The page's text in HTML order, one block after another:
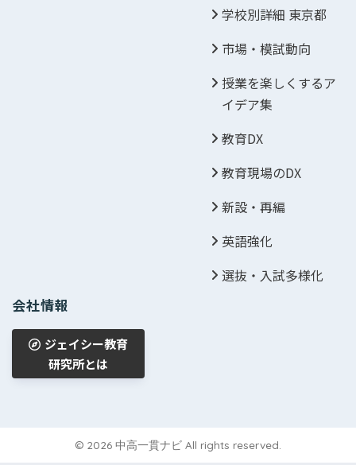
学校別詳細 東京都
市場・模試動向
授業を楽しくするア
イデア集
教育DX
教育現場のDX
新設・再編
英語強化
選抜・入試多様化
会社情報
ジェイシー教育
研究所とは
© 2026 中高一貫ナビ All rights reserved.